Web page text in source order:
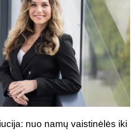
nuo namų vaistinėlės iki